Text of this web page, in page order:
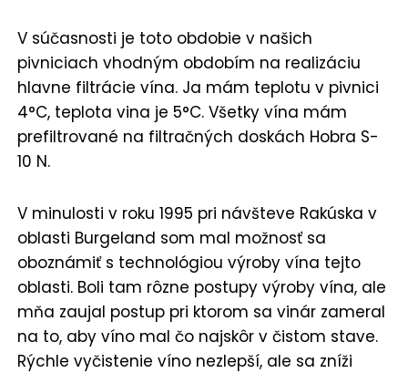
V súčasnosti je toto obdobie v našich
pivniciach vhodným obdobím na realizáciu
hlavne filtrácie vína. Ja mám teplotu v pivnici
4°C, teplota vina je 5°C. Všetky vína mám
prefiltrované na filtračných doskách Hobra S-
10 N.
V minulosti v roku 1995 pri návšteve Rakúska v
oblasti Burgeland som mal možnosť sa
oboznámiť s technológiou výroby vína tejto
oblasti. Boli tam rôzne postupy výroby vína, ale
mňa zaujal postup pri ktorom sa vinár zameral
na to, aby víno mal čo najskôr v čistom stave.
Rýchle vyčistenie víno nezlepší, ale sa zníži